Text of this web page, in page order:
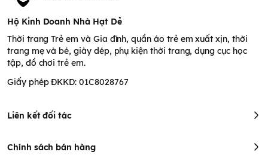
Hộ Kinh Doanh Nhà Hạt Dẻ
Thời trang Trẻ em và Gia đình, quần áo trẻ em xuất xịn, thời
trang mẹ và bé, giày dép, phụ kiện thời trang, dụng cục học
tập, đồ chơi trẻ em.
Giấy phép ĐKKD: 01C8028767
Liên kết đối tác
Chính sách bán hàng